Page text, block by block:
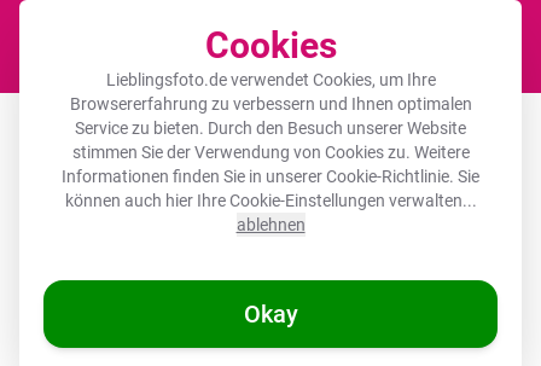
Cookies
Lieblingsfoto.de verwendet Cookies, um Ihre
Browsererfahrung zu verbessern und Ihnen optimalen
Service zu bieten. Durch den Besuch unserer Website
stimmen Sie der Verwendung von Cookies zu. Weitere
Informationen finden Sie in unsererCookie-Richtlinie. Sie
können auch hier Ihre Cookie-Einstellungen verwalten...
ablehnen
Okay
Runde Bilder Glas - Sittich - Vogel -
Kochmütze - Niedlich
Auf Lager